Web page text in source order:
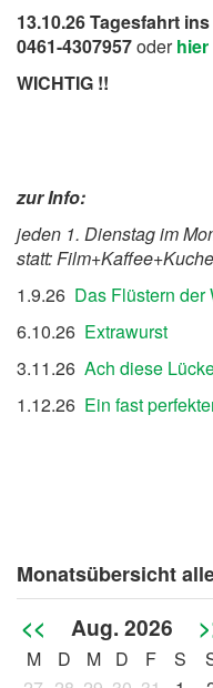
13.10.26 Tagesfahrt
0461-4307957oderhier
WICHTIG !!
zur Info:
jeden 1. Dienstag im
statt:
1.9.26 Das Flüstern der
6.10.26 Extrawurst
3.11.26 Ach diese
1.12.26 Ein fast
Monatsübersicht
<< Aug. 2026
M D M D F S